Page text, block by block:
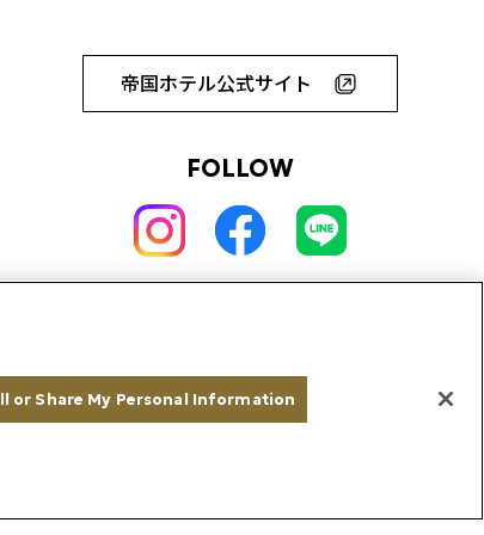
帝国ホテル公式サイト
FOLLOW
or Share My Personal Information